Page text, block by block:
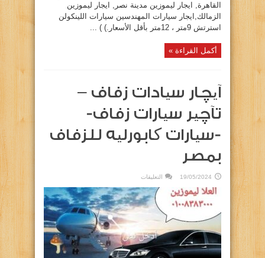
القاهرة, ايجار ليموزين مدينة نصر, ايجار ليموزين
الزمالك,ايجار سيارات المهندسين سيارات اللينكولن
استرتش 9متر ، 12متر بأقل الأسعار.) ) ...
أكمل القراءة »
آیچار سیادات زفاف –
تآچیر سیارات زفاف-
-سیارات کابورلیه للزفاف
بمصر
19/05/2024 التعليقات
سیادات
زفاف
–
تآچیر
سیارات
زفاف-
-سیارات
کابورلیه
للزفاف
بمصر
مغلقة